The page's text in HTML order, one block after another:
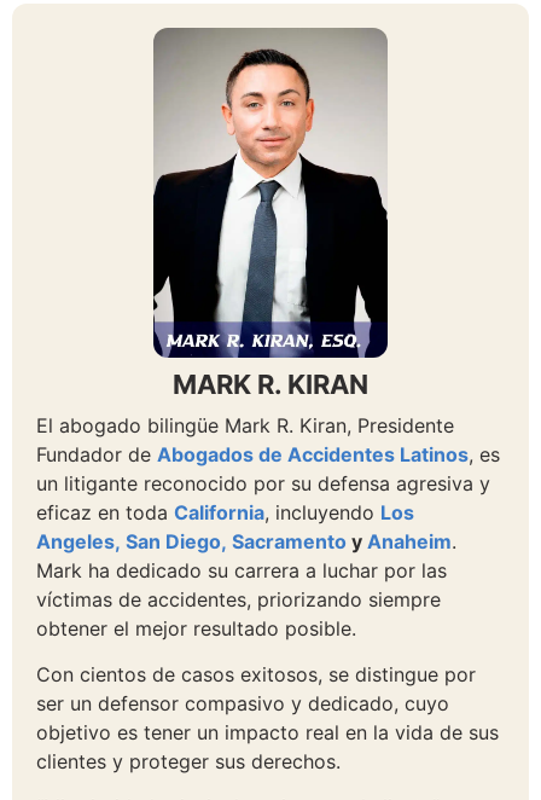
MARK R. KIRAN
El abogado bilingüe Mark R. Kiran, Presidente
Fundador de Abogados de Accidentes Latinos, es
un litigante reconocido por su defensa agresiva y
eficaz en toda California, incluyendo Los
Angeles, San Diego, Sacramento y Anaheim.
Mark ha dedicado su carrera a luchar por las
víctimas de accidentes, priorizando siempre
obtener el mejor resultado posible.
Con cientos de casos exitosos, se distingue por
ser un defensor compasivo y dedicado, cuyo
objetivo es tener un impacto real en la vida de sus
clientes y proteger sus derechos.